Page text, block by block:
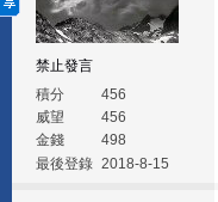
禁止發言
積分
456
威望
456
金錢
498
最後登錄 2018-8-15